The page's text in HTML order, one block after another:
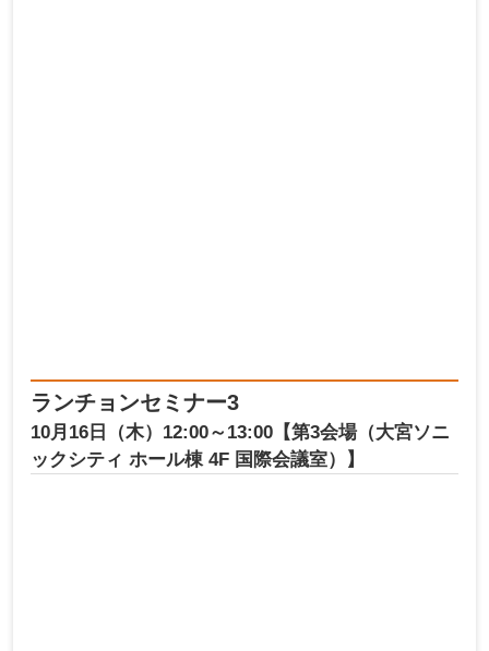
ランチョンセミナー3
10月16日（木）12:00～13:00【第3会場（大宮ソニ
ックシティ ホール棟 4F 国際会議室）】